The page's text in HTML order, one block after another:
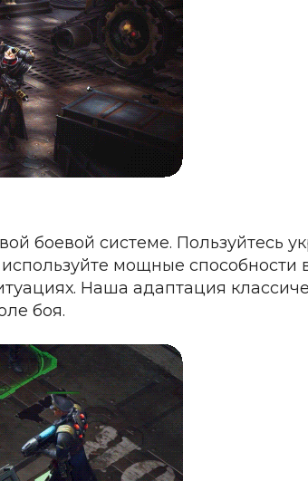
боевой системе.
мощные
Наша адаптация
боя.